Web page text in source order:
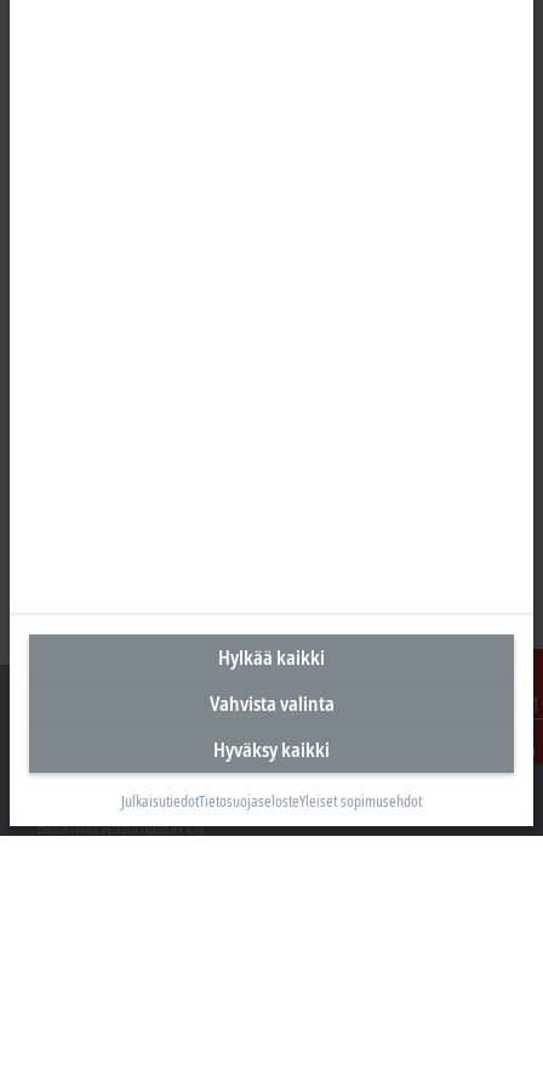
yhteyttä
Suomen pääkonttori
Beckhoff Automation Oy
Hylkää kaikki
Vahvista valinta
Hyväksy kaikki
JulkaisutiedotTietosuojaselosteYleiset sopimusehdot